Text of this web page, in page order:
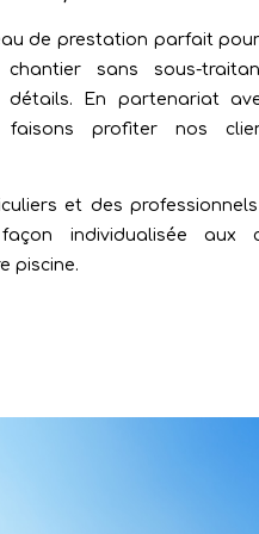
de prestation parfait
chantier sans sous-
détails. En partenariat
faisons profiter nos
et des
individualisée aux
piscine.